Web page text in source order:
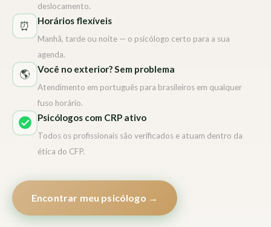
deslocamento.
⏰ Horários flexíveis
Manhã, tarde ou noite — o psicólogo certo para a sua
agenda.
🌎 Você no exterior? Sem problema
Atendimento em português para brasileiros em qualquer
fuso horário.
Psicólogos com CRP ativo
Todos os profissionais são verificados e atuam dentro da
ética do CFP.
Encontrar meu psicólogo →